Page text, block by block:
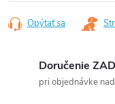
Opýtať sa
Doručenie
pri objednávke